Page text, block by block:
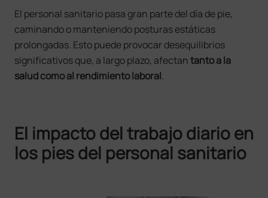
El personal sanitario pasa gran parte del día de pie,
caminando o manteniendo posturas estáticas
prolongadas. Esto puede provocar desequilibrios
significativos que, a largo plazo, afectantanto a la
salud como al rendimiento laboral.
El impacto del trabajo diario en
los pies del personal sanitario